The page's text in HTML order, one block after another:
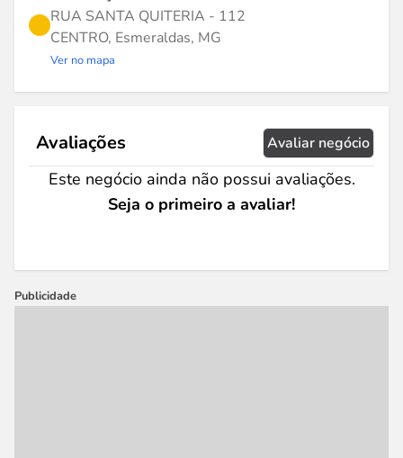
RUA SANTA QUITERIA - 112
CENTRO, Esmeraldas, MG
Ver no mapa
Avaliações Avaliar negócio
Este negócio ainda não possui avaliações.
Seja o primeiro a avaliar!
Publicidade